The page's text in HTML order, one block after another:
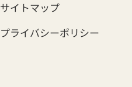
サイトマップ
プライバシーポリシー